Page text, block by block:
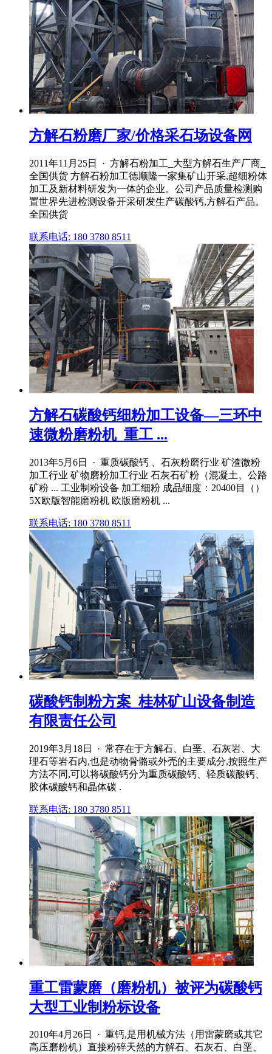
方解石粉磨厂家/价格采石场设备网
2011年11月25日 · 方解石粉加工_大型方解石生产厂商_
全国供货 方解石粉加工德顺隆一家集矿山开采,超细粉体
加工及新材料研发为一体的企业。公司产品质量检测购
置世界先进检测设备开采研发生产碳酸钙,方解石产品。
全国供货
联系电话: 180 3780 8511
方解石碳酸钙细粉加工设备—三环中
速微粉磨粉机_重工 ...
2013年5月6日 · 重质碳酸钙 、石灰粉磨行业 矿渣微粉
加工行业 矿物磨粉加工行业 石灰石矿粉（混凝土、公路
矿粉 ... 工业制粉设备 加工细粉 成品细度：20400目（）
5X欧版智能磨粉机 欧版磨粉机 ...
联系电话: 180 3780 8511
碳酸钙制粉方案_桂林矿山设备制造
有限责任公司
2019年3月18日 · 常存在于方解石、白垩、石灰岩、大
理石等岩石内,也是动物骨骼或外壳的主要成分,按照生产
方法不同,可以将碳酸钙分为重质碳酸钙、轻质碳酸钙、
胶体碳酸钙和晶体碳 .
联系电话: 180 3780 8511
重工雷蒙磨（磨粉机）被评为碳酸钙
大型工业制粉标设备
2010年4月26日 · 重钙,是用机械方法（用雷蒙磨或其它
高压磨粉机）直接粉碎天然的方解石、石灰石、白垩、